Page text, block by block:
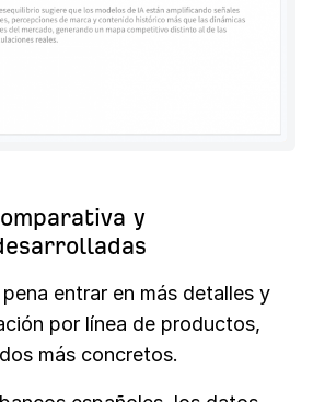
y
entrar en más detalles y
por línea de productos,
más concretos.